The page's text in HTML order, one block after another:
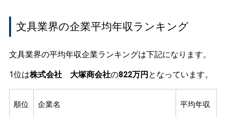
文具業界の企業平均年収ランキング
文具業界の平均年収企業ランキングは下記になります。
1位は株式会社 大塚商会社の822万円 となっています。
順位 企業名 平均年収